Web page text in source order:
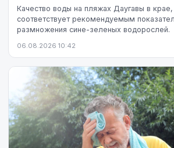
Качество воды на пляжах Даугавы в
соответствует рекомендуемым
размножения сине-зеленых водорослей.
06.08.2026 10:42